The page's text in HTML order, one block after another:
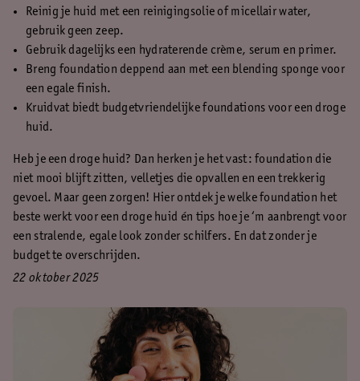
Reinig je huid met een reinigingsolie of micellair water,
gebruik geen zeep.
Gebruik dagelijks een hydraterende crème, serum en primer.
Breng foundation deppend aan met een blending sponge voor
een egale finish.
Kruidvat biedt budgetvriendelijke foundations voor een droge
huid.
Heb je een droge huid? Dan herken je het vast: foundation die
niet mooi blijft zitten, velletjes die opvallen en een trekkerig
gevoel. Maar geen zorgen! Hier ontdek je welke foundation het
beste werkt voor een droge huid én tips hoe je ‘m aanbrengt voor
een stralende, egale look zonder schilfers. En dat zonder je
budget te overschrijden.
22 oktober 2025